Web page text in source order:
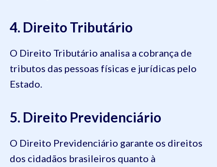
4. Direito Tributário
O Direito Tributário analisa a cobrança de
tributos das pessoas físicas e jurídicas pelo
Estado.
5. Direito Previdenciário
O Direito Previdenciário garante os direitos
dos cidadãos brasileiros quanto à